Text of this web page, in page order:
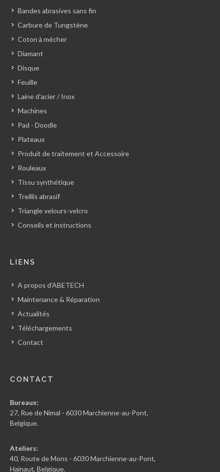
Bandes abrasives sans fin
Carbure de Tungstène
Coton à mécher
Diamant
Disque
Feuille
Laine d'acier / Inox
Machines
Pad - Doodle
Plateaux
Produit de traitement et Accessoire
Rouleaux
Tissu synthétique
Treillis abrasif
Triangle velours-velcro
Conseils et instructions
LIENS
A propos d'ABETECH
Maintenance & Réparation
Actualités
Téléchargements
Contact
CONTACT
Bureaux:
27, Rue de Nimal - 6030 Marchienne-au-Pont,
Belgique.
Ateliers:
40, Route de Mons - 6030 Marchienne-au-Pont,
Hainaut, Belgique.